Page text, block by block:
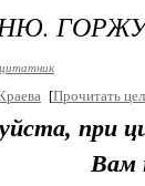
[Прочитать
при
Вам